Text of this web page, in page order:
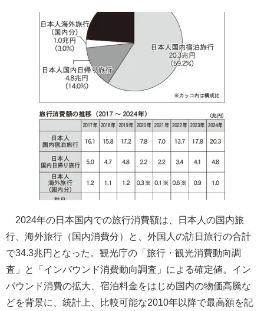
2024年の日本国内での旅行消費額は、日本人の国内旅
行、海外旅行（国内消費分）と、外国人の訪日旅行の合計
で34.3兆円となった。観光庁の「旅行・観光消費動向調
査」と「インバウンド消費動向調査」による確定値。イン
バウンド消費の拡大、宿泊料金をはじめ国内の物価高騰な
どを背景に、統計上、比較可能な2010年以降で最高額を記